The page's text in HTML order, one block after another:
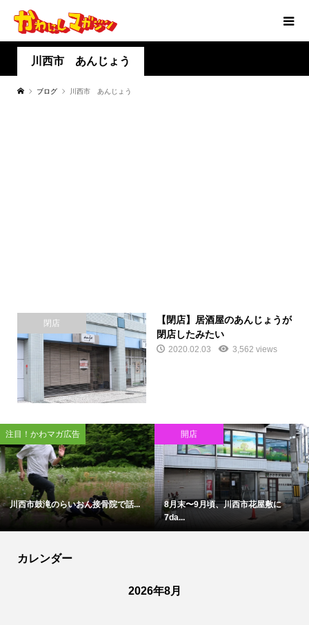
川西市 あんじょう
ブログ 川西市 あんじょう
閉店
【閉店】居酒屋のあんじょうが
閉店したみたい
2020.02.03 3,562 views
注目！かわマガ広告
川西市鼓滝のらいおん接骨院で話...
開店
8月末〜9月頃、川西市花屋敷に
7da...
カレンダー
2026年8月